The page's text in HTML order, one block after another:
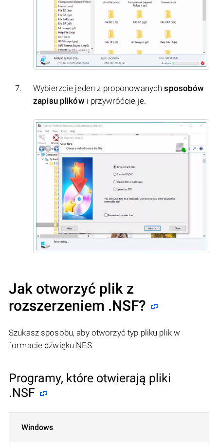
Wybierzcie jeden z proponowanychsposobów
zapisu plikówi przywróćcie je.
Jak otworzyć plik z
rozszerzeniem .NSF?
Szukasz sposobu, aby otworzyć typ pliku plik w
formacie dźwięku NES
Programy, które otwierają pliki
.NSF
Windows